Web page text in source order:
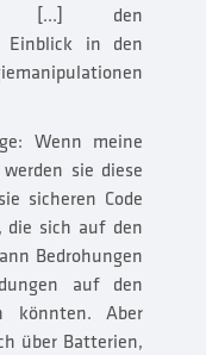
[...] den
Einblick in den
Wenn meine
sie diese
sicheren Code
die sich auf den
Bedrohungen
auf den
könnten. Aber
über Batterien,